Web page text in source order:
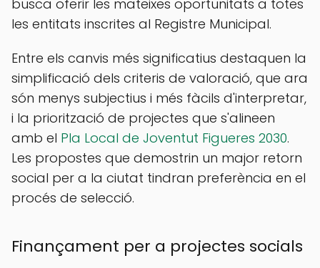
busca oferir les mateixes oportunitats a totes
les entitats inscrites al Registre Municipal.
Entre els canvis més significatius destaquen la
simplificació dels criteris de valoració, que ara
són menys subjectius i més fàcils d'interpretar,
i la priorització de projectes que s'alineen
amb el Pla Local de Joventut Figueres 2030.
Les propostes que demostrin un major retorn
social per a la ciutat tindran preferència en el
procés de selecció.
Finançament per a projectes socials